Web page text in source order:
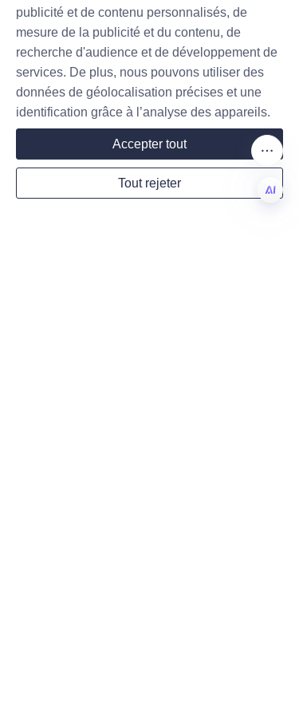
Company
Mail
publicité et de contenu personnalisés, de
mesure de la publicité et du contenu, de
recherche d'audience et de développement de
services. De plus, nous pouvons utiliser des
données de géolocalisation précises et une
identification grâce à l’analyse des appareils.
Accepter tout
Tout rejeter